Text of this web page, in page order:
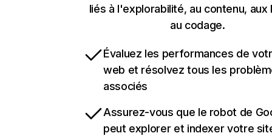
liés à l'explorabilité, au contenu, aux
au codage.
Évaluez les performances de
web et résolvez tous les
associés
Assurez-vous que le robot de
peut explorer et indexer votre